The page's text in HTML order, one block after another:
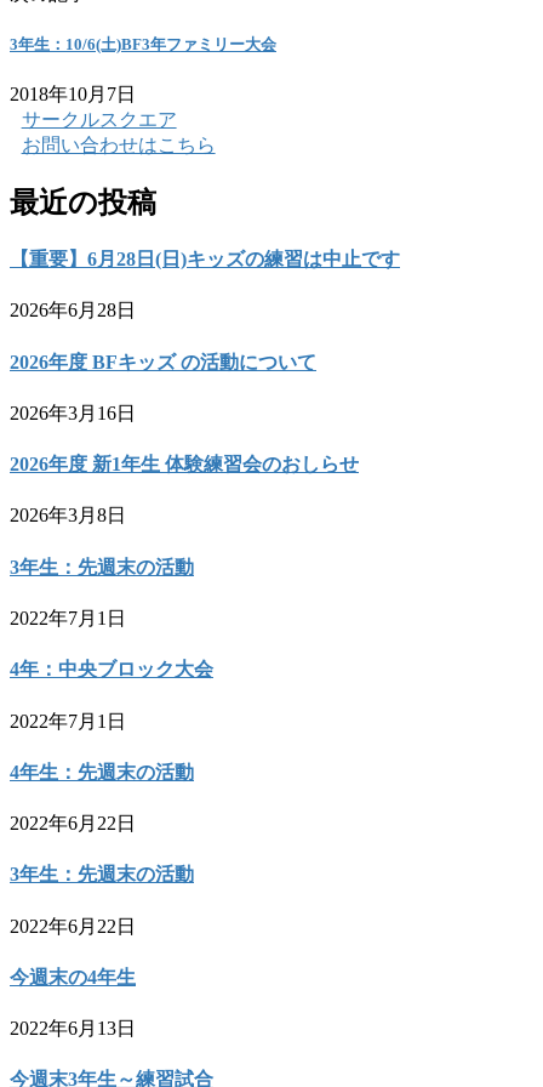
3年生：10/6(土)BF3年ファミリー大会
2018年10月7日
サークルスクエア
お問い合わせはこちら
最近の投稿
【重要】6月28日(日)キッズの練習は中止です
2026年6月28日
2026年度 BFキッズ の活動について
2026年3月16日
2026年度 新1年生 体験練習会のおしらせ
2026年3月8日
3年生：先週末の活動
2022年7月1日
4年：中央ブロック大会
2022年7月1日
4年生：先週末の活動
2022年6月22日
3年生：先週末の活動
2022年6月22日
今週末の4年生
2022年6月13日
今週末3年生～練習試合